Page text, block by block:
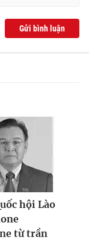
Gửi bình luận
hội Lào
từ trần